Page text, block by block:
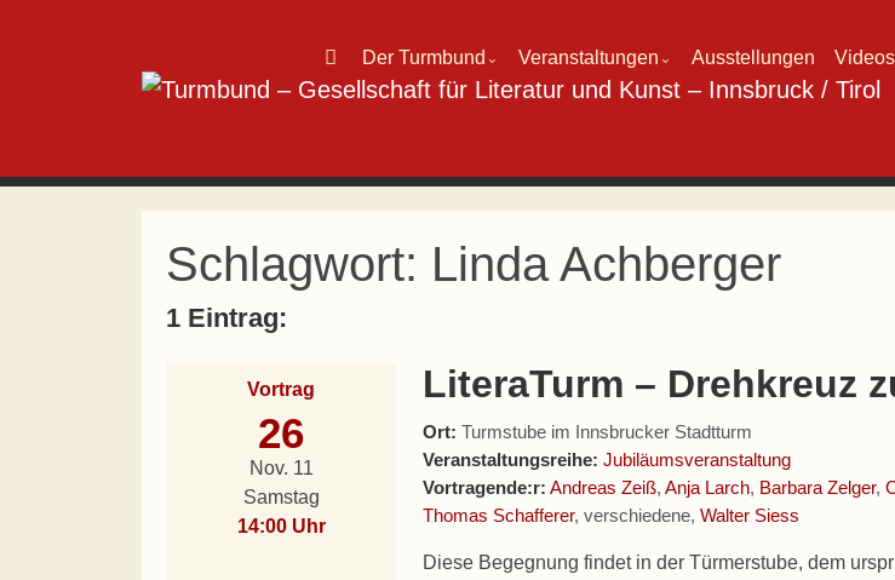
Hauptnavigation
Der Turmbund ⌄ Veranstaltungen ⌄ Ausstellungen
Schlagwort: Linda Achberger
1 Eintrag:
Vortrag
26
Nov. 11
Samstag
14:00 Uhr
LiteraTurm – Drehkreuz
Ort: Turmstube im Innsbrucker Stadtturm
Veranstaltungsreihe: Jubiläumsveranstaltung
Vortragende:r: Andreas Zeiß,Anja Larch, Barbara Zelger,
Thomas Schafferer, verschiedene,Walter Siess
Diese Begegnung findet in der Türmerstube, dem